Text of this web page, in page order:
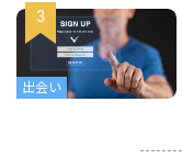
出会い